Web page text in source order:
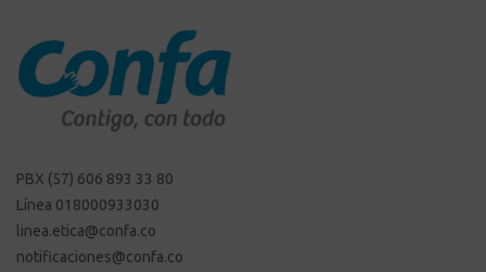
PBX (57) 606 893 33 80
Línea 018000933030
linea.etica@confa.co
notificaciones@confa.co